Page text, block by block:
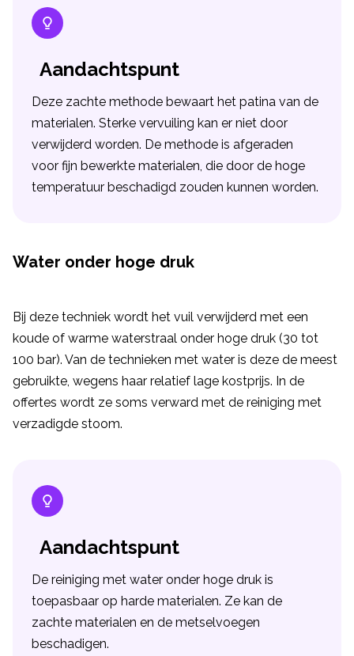
Aandachtspunt
Deze zachte methode bewaart het patina van de
materialen. Sterke vervuiling kan er niet door
verwijderd worden. De methode is afgeraden
voor fijn bewerkte materialen, die door de hoge
temperatuur beschadigd zouden kunnen worden.
Water onder hoge druk
Bij deze techniek wordt het vuil verwijderd met een
koude of warme waterstraal onder hoge druk (30 tot
100 bar). Van de technieken met water is deze de meest
gebruikte, wegens haar relatief lage kostprijs. In de
offertes wordt ze soms verward met de reiniging met
verzadigde stoom.
Aandachtspunt
De reiniging met water onder hoge druk is
toepasbaar op harde materialen. Ze kan de
zachte materialen en de metselvoegen
beschadigen.